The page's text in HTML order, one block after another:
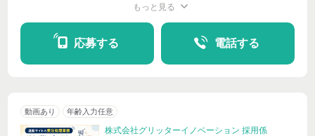
もっと見る
応募する 電話する
動画あり 年齢入力任意
株式会社グリッターイノベーション 採用係